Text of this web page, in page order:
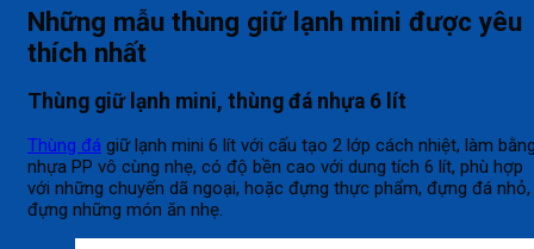
Những mẫu thùng giữ lạnh mini được yêu
thích nhất
Thùng giữ lạnh mini, thùng đá nhựa 6 lít
Thùng đá giữ lạnh mini 6 lít với cấu tạo 2 lớp cách nhiệt, làm
nhựa PP vô cùng nhẹ, có độ bền cao với dung tích 6 lít, phù hợp
với những chuyến dã ngoại, hoặc đựng thực phẩm, đựng đá nhỏ,
đựng những món ăn nhẹ.